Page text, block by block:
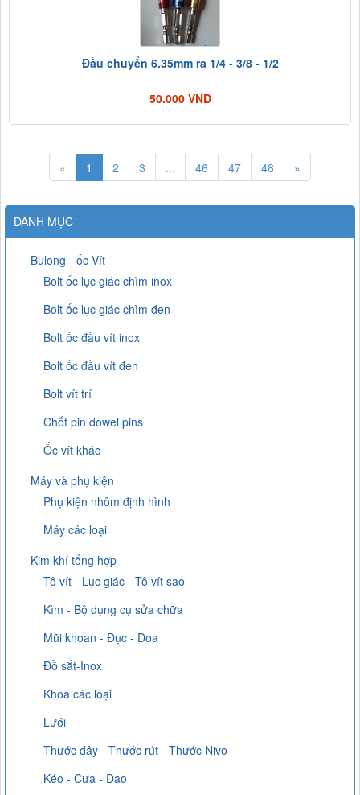
Đầu chuyển 6.35mm ra 1/4 - 3/8 - 1/2
50.000 VND
« 1 2 3 ... 46 47 48 »
DANH MỤC
Bulong - ốc Vít
Bolt ốc lục giác chìm inox
Bolt ốc lục giác chìm đen
Bolt ốc đầu vít inox
Bolt ốc đầu vít đen
Bolt vít trí
Chốt pin dowel pins
Ốc vít khác
Máy và phụ kiện
Phụ kiện nhôm định hình
Máy các loại
Kim khí tổng hợp
Tô vít - Lục giác - Tô vít sao
Kìm - Bộ dụng cụ sửa chữa
Mũi khoan - Đục - Doa
Đồ sắt-Inox
Khoá các loại
Lưới
Thước dây - Thước rút - Thước Nivo
Kéo - Cưa - Dao